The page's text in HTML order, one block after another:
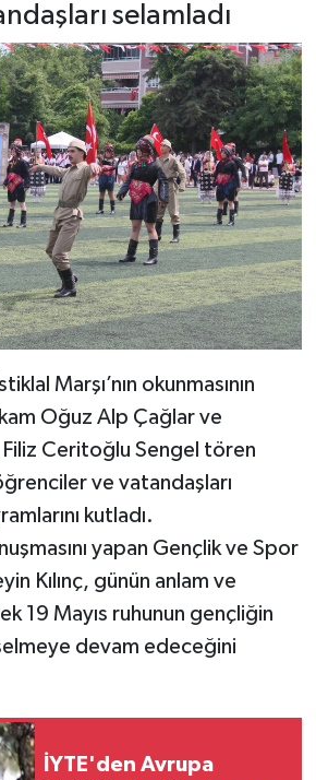
selamladı
Marşı’nın okunmasının
Oğuz Alp Çağlar ve
Filiz Ceritoğlu Sengel tören
ve vatandaşları
kutladı.
yapan Gençlik ve Spor
Kılınç, günün anlam ve
19 Mayıs ruhunun gençliğin
devam edeceğini
İYTE'den Avrupa